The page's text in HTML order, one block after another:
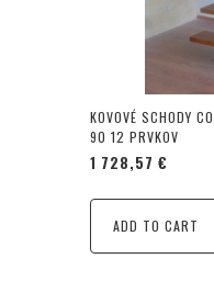
KOVOVÉ SCHODY
90 12 PRVKOV
1 728,57 €
ADD TO CART